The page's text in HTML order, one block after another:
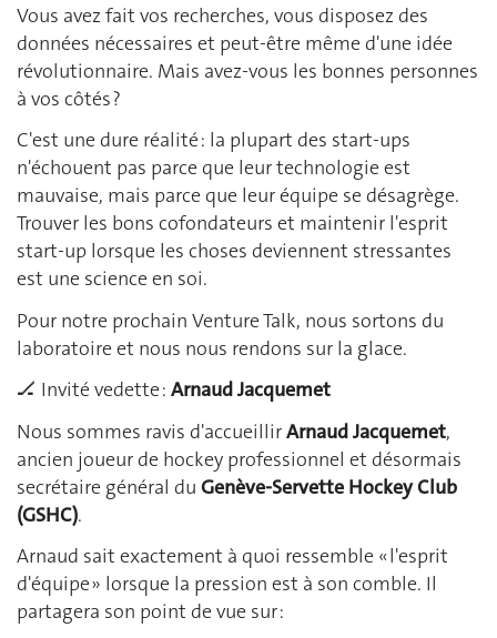
Vous avez fait vos recherches, vous disposez des
données nécessaires et peut-être même d'une idée
révolutionnaire. Mais avez-vous les bonnes personnes
à vos côtés ?
C'est une dure réalité : la plupart des start-ups
n'échouent pas parce que leur technologie est
mauvaise, mais parce que leur équipe se désagrège.
Trouver les bons cofondateurs et maintenir l'esprit
start-up lorsque les choses deviennent stressantes
est une science en soi.
Pour notre prochain Venture Talk, nous sortons du
laboratoire et nous nous rendons sur la glace.
🏒 Invité vedette : Arnaud Jacquemet
Nous sommes ravis d'accueillirArnaud Jacquemet,
ancien joueur de hockey professionnel et désormais
secrétaire général du Genève-Servette Hockey Club
(GSHC).
Arnaud sait exactement à quoi ressemble « l'esprit
d'équipe » lorsque la pression est à son comble. Il
partagera son point de vue sur :